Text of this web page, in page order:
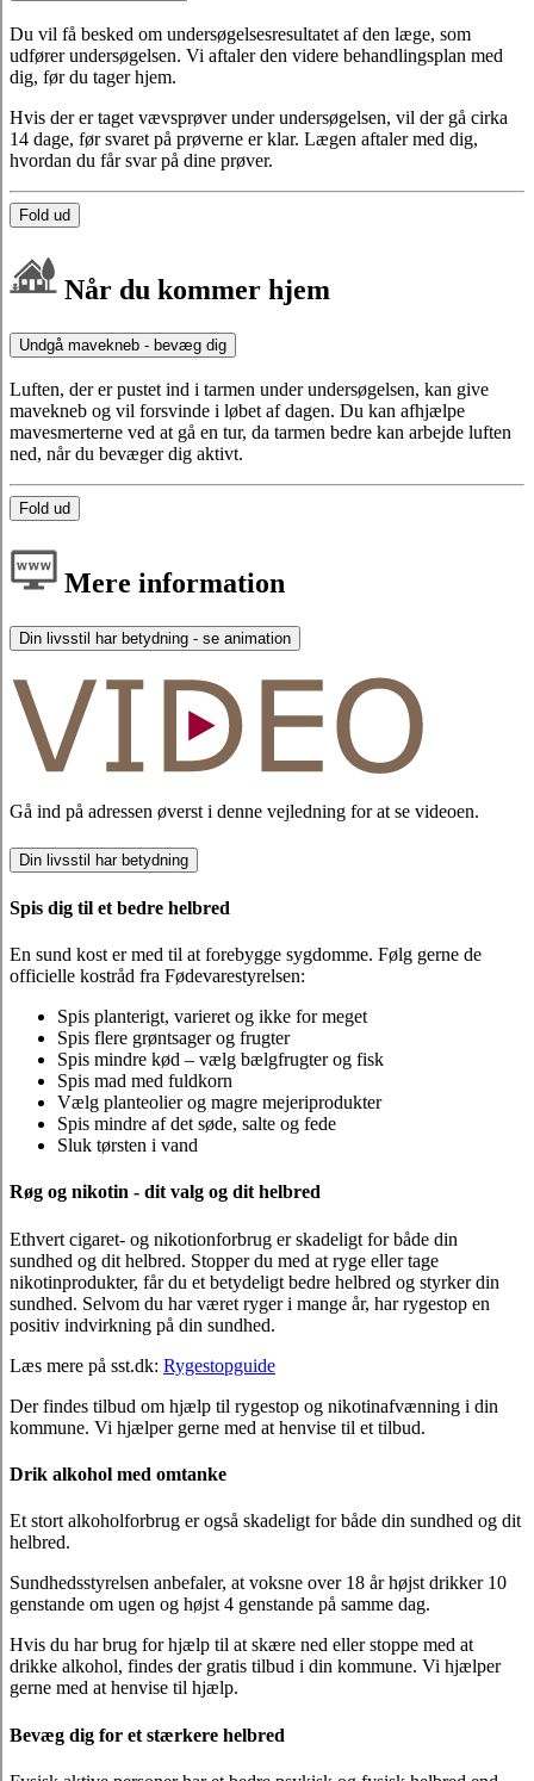
Du vil få besked om undersøgelsesresultatet af den læge, som
udfører undersøgelsen. Vi aftaler den videre behandlingsplan med
dig, før du tager hjem.
Hvis der er taget vævsprøver under undersøgelsen, vil der gå cirka
14 dage, før svaret på prøverne er klar. Lægen aftaler med dig,
hvordan du får svar på dine prøver.
Fold ud
Når du kommer hjem
Undgå mavekneb - bevæg dig
Luften, der er pustet ind i tarmen under undersøgelsen, kan give
mavekneb og vil forsvinde i løbet af dagen. Du kan afhjælpe
mavesmerterne ved at gå en tur, da tarmen bedre kan arbejde luften
ned, når du bevæger dig aktivt.
Fold ud
Mere information
Din livsstil har betydning - se animation
Gå ind på adressen øverst i denne vejledning for at se videoen.
Din livsstil har betydning
Spis dig til et bedre helbred
En sund kost er med til at forebygge sygdomme. Følg gerne de
officielle kostråd fra Fødevarestyrelsen:
Spis planterigt, varieret og ikke for meget
Spis flere grøntsager og frugter
Spis mindre kød – vælg bælgfrugter og fisk
Spis mad med fuldkorn
Vælg planteolier og magre mejeriprodukter
Spis mindre af det søde, salte og fede
Sluk tørsten i vand
Røg og nikotin - dit valg og dit helbred
Ethvert cigaret- og nikotionforbrug er skadeligt for både din
sundhed og dit helbred. Stopper du med at ryge eller tage
nikotinprodukter, får du et betydeligt bedre helbred og styrker din
sundhed. Selvom du har været ryger i mange år, har rygestop en
positiv indvirkning på din sundhed.
Læs mere på sst.dk: Rygestopguide
Der findes tilbud om hjælp til rygestop og nikotinafvænning i din
kommune. Vi hjælper gerne med at henvise til et tilbud.
Drik alkohol med omtanke
Et stort alkoholforbrug er også skadeligt for både din sundhed og dit
helbred.
Sundhedsstyrelsen anbefaler, at voksne over 18 år højst drikker 10
genstande om ugen og højst 4 genstande på samme dag.
Hvis du har brug for hjælp til at skære ned eller stoppe med at
drikke alkohol, findes der gratis tilbud i din kommune. Vi hjælper
gerne med at henvise til hjælp.
Bevæg dig for et stærkere helbred